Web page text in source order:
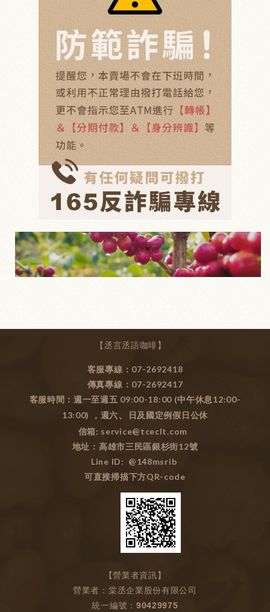
【丞言丞語咖啡】
客服專線：07-2692418
傳真專線：07-2692417
客服時間：週一至週五 09:00-18:00 (中午休息12:00-
13:00) ，週六、
日及國定例假日公休
信箱: service@tceclt.com
地址：高雄市三民區銀杉街12號
Line ID: @148msrib
可直接掃描下方QR-code
【營業者資訊】
營業者：棠丞企業股份有限公司
統一編號：90429975